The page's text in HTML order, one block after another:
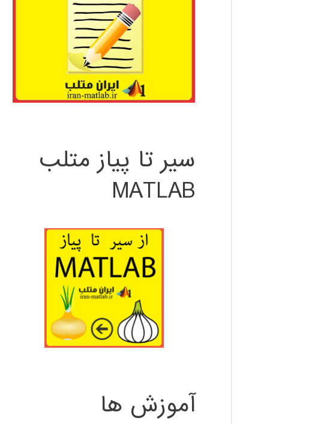
سیر تا پیاز متلب
MATLAB
آموزش ها